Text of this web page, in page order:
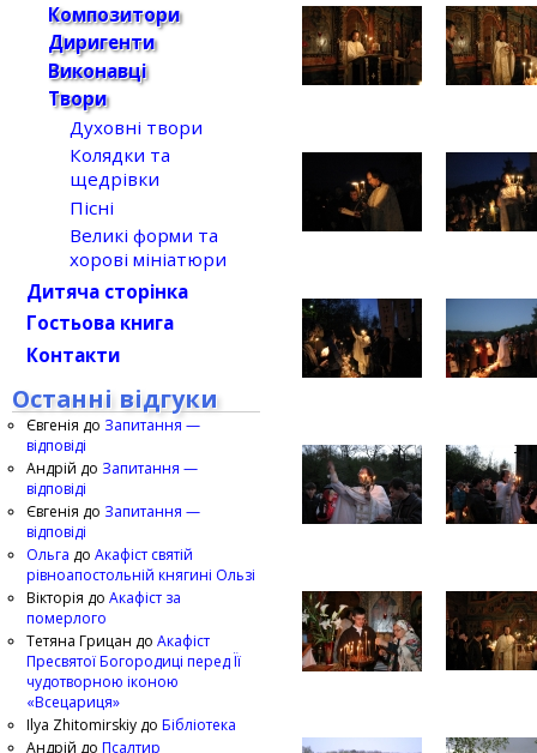
Композитори
Диригенти
Виконавці
Твори
Духовні твори
Колядки та
щедрівки
Пісні
Великі форми та
хорові мініатюри
Дитяча сторінка
Гостьова книга
Контакти
Останні відгуки
Євгенія до Запитання —
відповіді
Андрій до Запитання —
відповіді
Євгенія до Запитання —
відповіді
Ольга до Акафіст святій
рівноапостольній княгині Ользі
Вікторія до Акафіст за
померлого
Тетяна Грицан до Акафіст
Пресвятої Богородиці перед Її
чудотворною іконою
«Всецариця»
Ilya Zhitomirskiy до Бібліотека
Андрій до Псалтир